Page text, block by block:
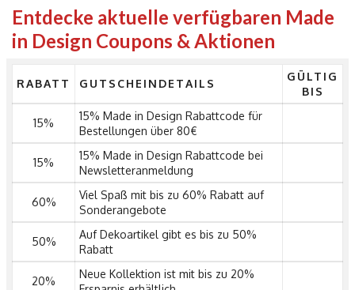
Entdecke aktuelle verfügbaren Made
in Design Coupons & Aktionen
RABATT GUTSCHEINDETAILS
GÜLTIG
BIS
15%
15% Made in Design Rabattcode für
Bestellungen über 80€
15%
15% Made in Design Rabattcode bei
Newsletteranmeldung
60%
Viel Spaß mit bis zu 60% Rabatt auf
Sonderangebote
50%
Auf Dekoartikel gibt es bis zu 50%
Rabatt
20%
Neue Kollektion ist mit bis zu 20%